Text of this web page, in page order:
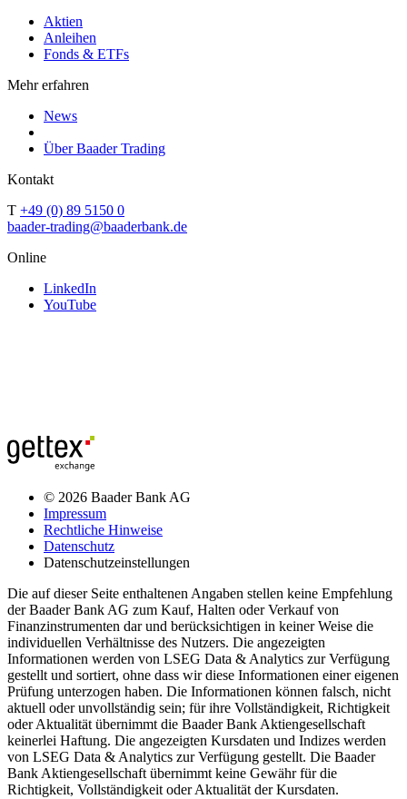
Aktien
Anleihen
Fonds & ETFs
Mehr erfahren
News
Über Baader Trading
Kontakt
T +49 (0) 89 5150 0
baader-trading@baaderbank.de
Online
LinkedIn
YouTube
© 2026 Baader Bank AG
Impressum
Rechtliche Hinweise
Datenschutz
Datenschutzeinstellungen
Die auf dieser Seite enthaltenen Angaben stellen keine Empfehlung
der Baader Bank AG zum Kauf, Halten oder Verkauf von
Finanzinstrumenten dar und berücksichtigen in keiner Weise die
individuellen Verhältnisse des Nutzers. Die angezeigten
Informationen werden von LSEG Data & Analytics zur Verfügung
gestellt und sortiert, ohne dass wir diese Informationen einer eigenen
Prüfung unterzogen haben. Die Informationen können falsch, nicht
aktuell oder unvollständig sein; für ihre Vollständigkeit, Richtigkeit
oder Aktualität übernimmt die Baader Bank Aktiengesellschaft
keinerlei Haftung. Die angezeigten Kursdaten und Indizes werden
von LSEG Data & Analytics zur Verfügung gestellt. Die Baader
Bank Aktiengesellschaft übernimmt keine Gewähr für die
Richtigkeit, Vollständigkeit oder Aktualität der Kursdaten.